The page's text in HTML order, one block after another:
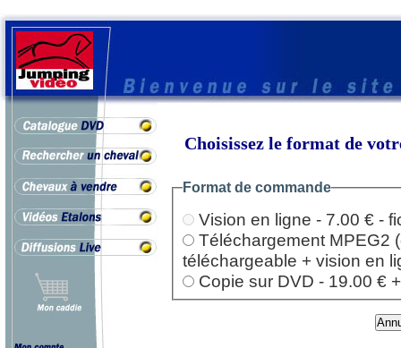
Choisissez le format de
Format de commande
Vision en ligne - 7.00 € -
Téléchargement MPEG2
téléchargeable + vision en
Copie sur DVD - 19.00 €